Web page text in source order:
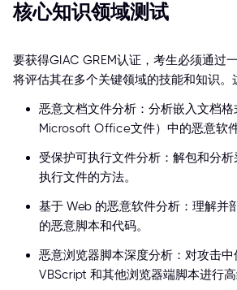
核心知识领域测试
要获得GIAC GREM认证，考生必须通过
将评估其在多个关键领域的技能和知识。
恶意文档文件分析：分析嵌入文档格
Microsoft Office文件）中的恶意软件
受保护可执行文件分析：解包和分
执行文件的方法。
基于 Web 的恶意软件分析：理解并
的恶意脚本和代码。
恶意浏览器脚本深度分析：对攻击中
VBScript 和其他浏览器端脚本进行高